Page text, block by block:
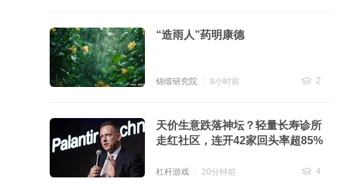
“造雨人”药明康德
锦缎研究院 8小时前
2
天价生意跌落神坛？轻量长寿诊所
走红社区，连开42家回头率超85%
杠杆游戏 20分钟前
4